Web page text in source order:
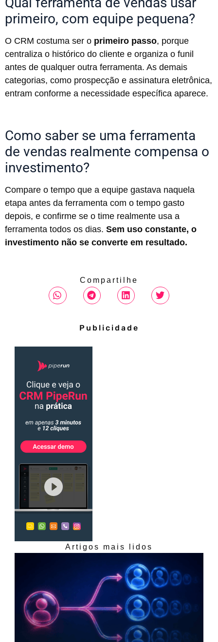
primeiro, com equipe pequena?
O CRM costuma ser o primeiro passo, porque
centraliza o histórico do cliente e organiza o funil
antes de qualquer outra ferramenta. As demais
categorias, como prospecção e assinatura eletrônica,
entram conforme a necessidade específica aparece.
Como saber se uma ferramenta
de vendas realmente compensa o
investimento?
Compare o tempo que a equipe gastava naquela
etapa antes da ferramenta com o tempo gasto
depois, e confirme se o time realmente usa a
ferramenta todos os dias. Sem uso constante, o
investimento não se converte em resultado.
Compartilhe
Publicidade
Artigos mais lidos